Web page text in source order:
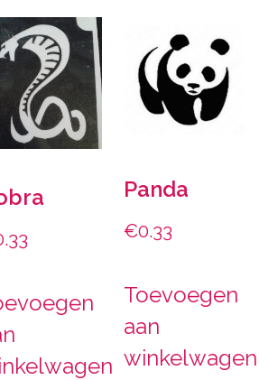
Panda
€0.33
Toevoegen
aan
winkelwagen